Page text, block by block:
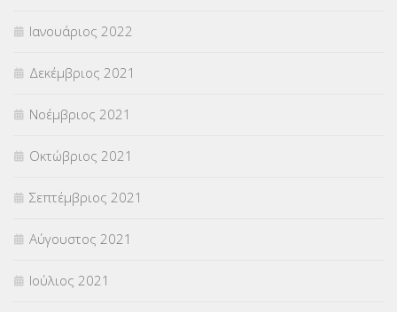
Ιανουάριος 2022
Δεκέμβριος 2021
Νοέμβριος 2021
Οκτώβριος 2021
Σεπτέμβριος 2021
Αύγουστος 2021
Ιούλιος 2021